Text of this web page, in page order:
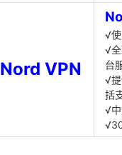
Nord VPN
√
√
台
√
括
√